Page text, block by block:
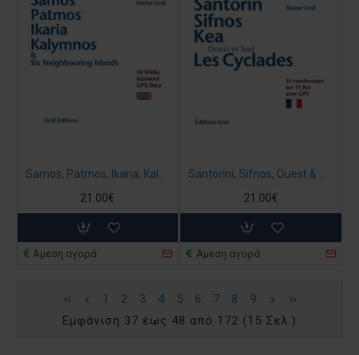
21.00€
Άμεση αγορά
21.00€
Άμεση αγορά
1 2 3 4 5 6 7 8
9
Εμφάνιση 37 έως 48 από 172 (15 Σελ.)